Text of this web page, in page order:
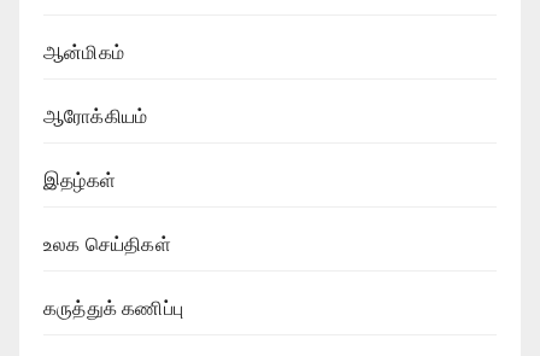
ஆன்மிகம்
ஆரோக்கியம்
இதழ்கள்
உலக செய்திகள்
கருத்துக் கணிப்பு